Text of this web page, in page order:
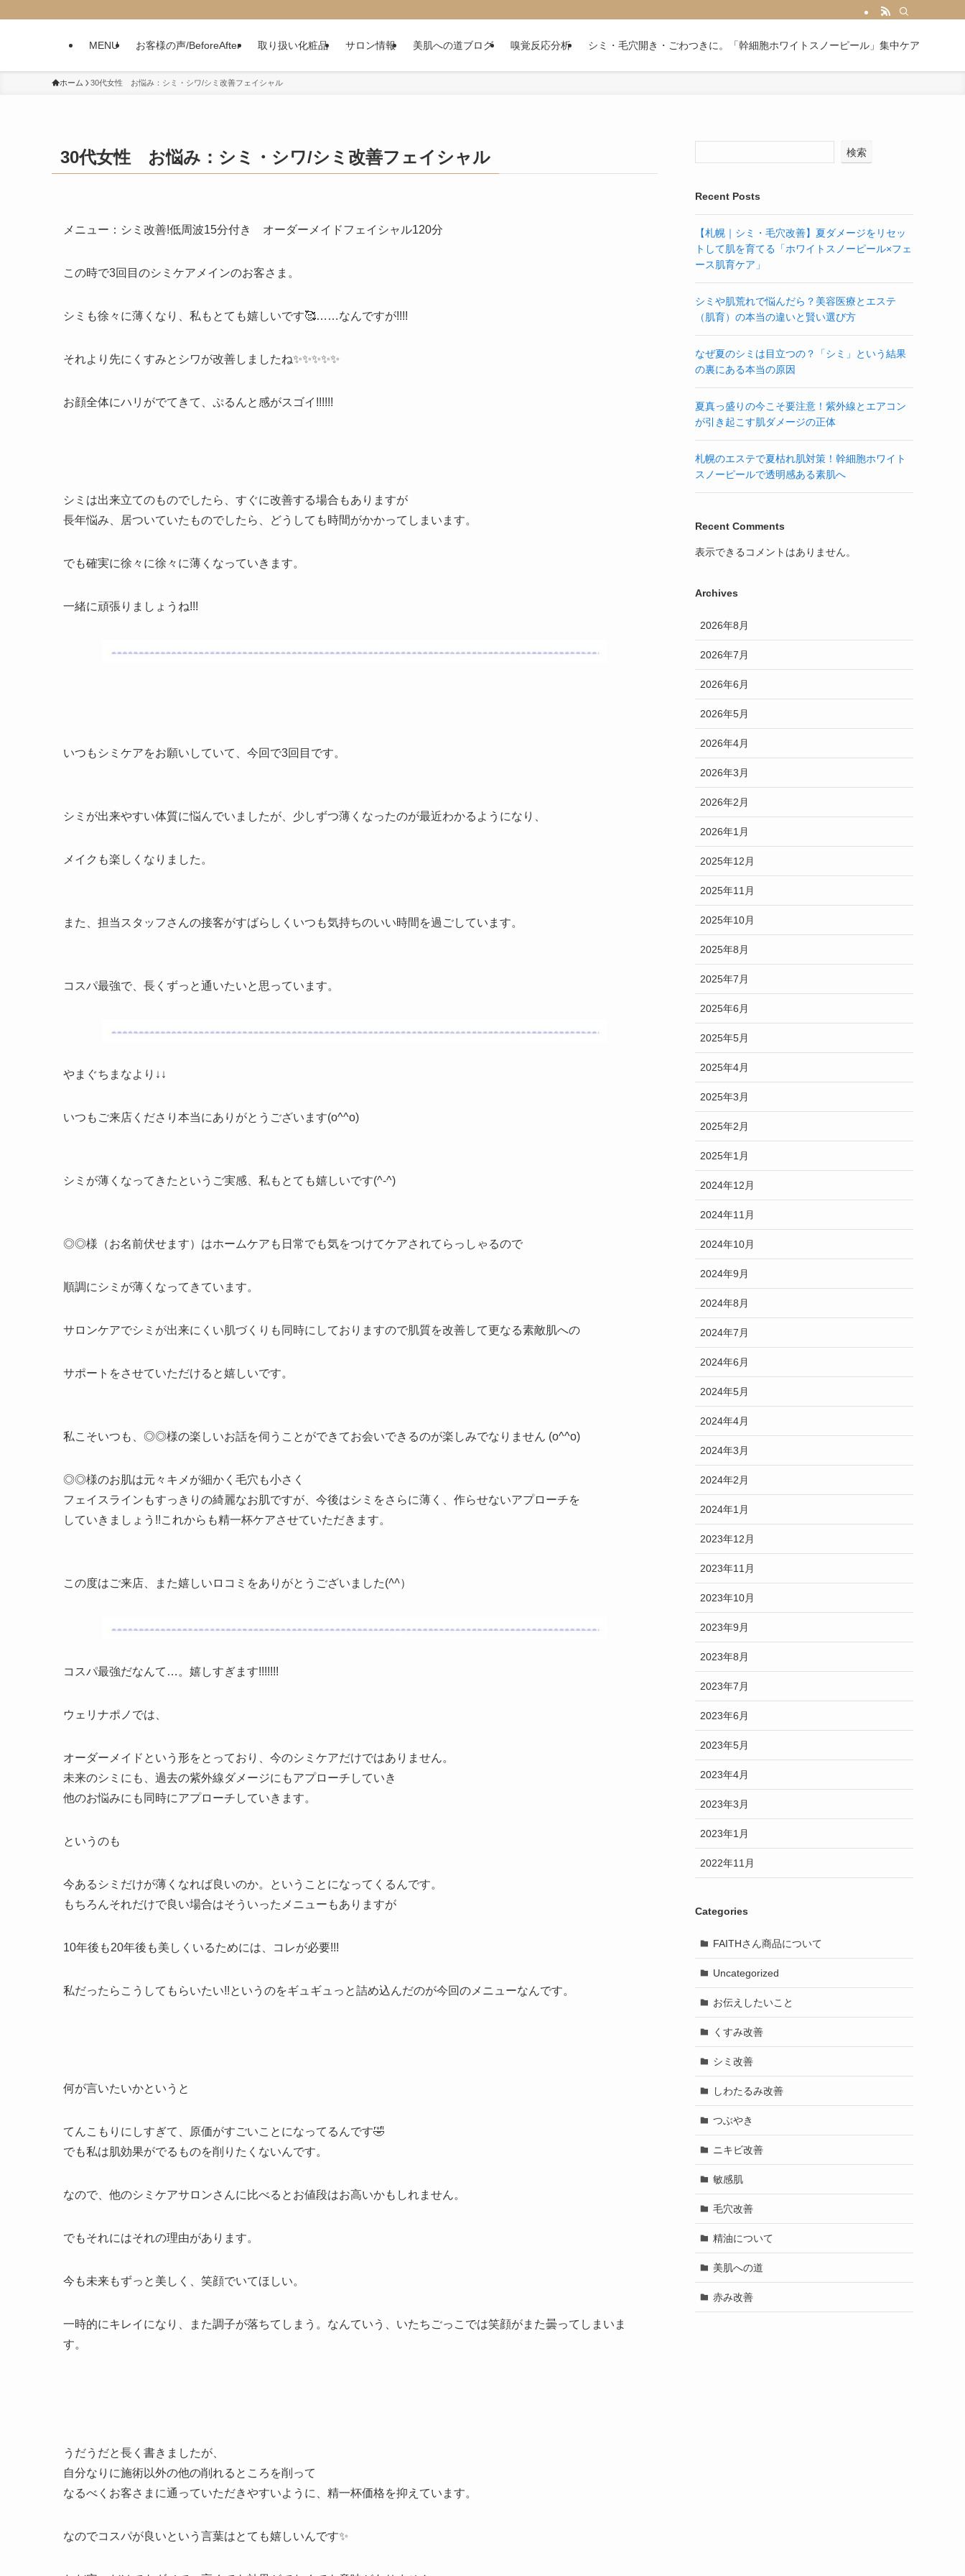
MENU お客様の声/BeforeAfter 取り扱い化粧品 サロン情報 美肌への道ブログ 嗅覚反応分析 シミ・毛穴開き・ごわつきに。「幹細胞ホワイトスノーピール」集中ケア
ホーム 30代女性 お悩み：シミ・シワ/シミ改善フェイシャル
30代女性 お悩み：シミ・シワ/シミ改善フェイシャル
メニュー：シミ改善!低周波15分付き オーダーメイドフェイシャル120分
この時で3回目のシミケアメインのお客さま。
シミも徐々に薄くなり、私もとても嬉しいです🥰……なんですが!!!!
それより先にくすみとシワが改善しましたね✨✨✨✨✨
お顔全体にハリがでてきて、ぷるんと感がスゴイ!!!!!!
シミは出来立てのものでしたら、すぐに改善する場合もありますが
長年悩み、居ついていたものでしたら、どうしても時間がかかってしまいます。
でも確実に徐々に徐々に薄くなっていきます。
一緒に頑張りましょうね!!!
いつもシミケアをお願いしていて、今回で3回目です。
シミが出来やすい体質に悩んでいましたが、少しずつ薄くなったのが最近わかるようになり、
メイクも楽しくなりました。
また、担当スタッフさんの接客がすばらしくいつも気持ちのいい時間を過ごしています。
コスパ最強で、長くずっと通いたいと思っています。
やまぐちまなより↓↓
いつもご来店くださり本当にありがとうございます(o^^o)
シミが薄くなってきたというご実感、私もとても嬉しいです(^-^)
◎◎様（お名前伏せます）はホームケアも日常でも気をつけてケアされてらっしゃるので
順調にシミが薄くなってきています。
サロンケアでシミが出来にくい肌づくりも同時にしておりますので肌質を改善して更なる素敵肌への
サポートをさせていただけると嬉しいです。
私こそいつも、◎◎様の楽しいお話を伺うことができてお会いできるのが楽しみでなりません (o^^o)
◎◎様のお肌は元々キメが細かく毛穴も小さく
フェイスラインもすっきりの綺麗なお肌ですが、今後はシミをさらに薄く、作らせないアプローチを
していきましょう!!これからも精一杯ケアさせていただきます。
この度はご来店、また嬉しいロコミをありがとうございました(^^）
コスパ最強だなんて…。嬉しすぎます!!!!!!!
ウェリナポノでは、
オーダーメイドという形をとっており、今のシミケアだけではありません。
未来のシミにも、過去の紫外線ダメージにもアプローチしていき
他のお悩みにも同時にアプローチしていきます。
というのも
今あるシミだけが薄くなれば良いのか。ということになってくるんです。
もちろんそれだけで良い場合はそういったメニューもありますが
10年後も20年後も美しくいるためには、コレが必要!!!
私だったらこうしてもらいたい!!というのをギュギュっと詰め込んだのが今回のメニューなんです。
何が言いたいかというと
てんこもりにしすぎて、原価がすごいことになってるんです🤣
でも私は肌効果がでるものを削りたくないんです。
なので、他のシミケアサロンさんに比べるとお値段はお高いかもしれません。
でもそれにはそれの理由があります。
今も未来もずっと美しく、笑顔でいてほしい。
一時的にキレイになり、また調子が落ちてしまう。なんていう、いたちごっこでは笑顔がまた曇ってしまいま
す。
うだうだと長く書きましたが、
自分なりに施術以外の他の削れるところを削って
なるべくお客さまに通っていただきやすいように、精一杯価格を抑えています。
なのでコスパが良いという言葉はとても嬉しいんです✨
検索
Recent Posts
【札幌｜シミ・毛穴改善】夏ダメージをリセッ
トして肌を育てる「ホワイトスノーピール×フェ
ース肌育ケア」
シミや肌荒れで悩んだら？美容医療とエステ
（肌育）の本当の違いと賢い選び方
なぜ夏のシミは目立つの？「シミ」という結果
の裏にある本当の原因
夏真っ盛りの今こそ要注意！紫外線とエアコン
が引き起こす肌ダメージの正体
札幌のエステで夏枯れ肌対策！幹細胞ホワイト
スノーピールで透明感ある素肌へ
Recent Comments
表示できるコメントはありません。
Archives
2026年8月
2026年7月
2026年6月
2026年5月
2026年4月
2026年3月
2026年2月
2026年1月
2025年12月
2025年11月
2025年10月
2025年8月
2025年7月
2025年6月
2025年5月
2025年4月
2025年3月
2025年2月
2025年1月
2024年12月
2024年11月
2024年10月
2024年9月
2024年8月
2024年7月
2024年6月
2024年5月
2024年4月
2024年3月
2024年2月
2024年1月
2023年12月
2023年11月
2023年10月
2023年9月
2023年8月
2023年7月
2023年6月
2023年5月
2023年4月
2023年3月
2023年1月
2022年11月
Categories
FAITHさん商品について
Uncategorized
お伝えしたいこと
くすみ改善
シミ改善
しわたるみ改善
つぶやき
ニキビ改善
敏感肌
毛穴改善
精油について
美肌への道
赤み改善